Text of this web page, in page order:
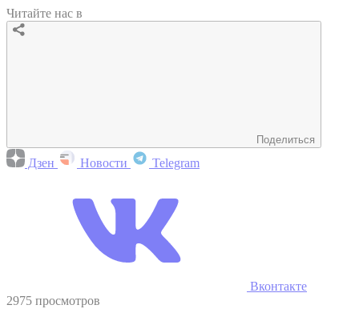
Читайте нас в
Поделиться
Дзен Новости Telegram
Вконтакте
2975 просмотров